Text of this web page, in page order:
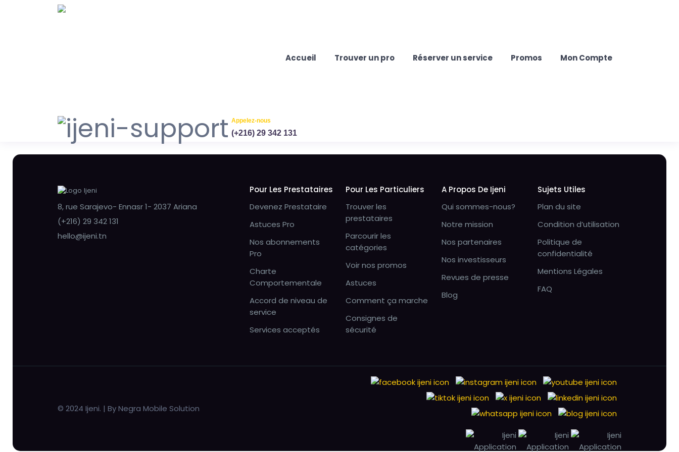
Accueil Trouver un pro Réserver un service Promos Mon Compte
Appelez-nous
(+216) 29 342 131
8, rue Sarajevo- Ennasr 1- 2037 Ariana
(+216) 29 342 131
hello@ijeni.tn
Pour Les Prestataires
Devenez Prestataire
Astuces Pro
Nos abonnements
Pro
Charte
Comportementale
Accord de niveau de
service
Services acceptés
Pour Les Particuliers
Trouver les
prestataires
Parcourir les
catégories
Voir nos promos
Astuces
Comment ça marche
Consignes de
sécurité
A Propos De Ijeni
Qui sommes-nous?
Notre mission
Nos partenaires
Nos investisseurs
Revues de presse
Blog
Sujets Utiles
Plan du site
Condition d’utilisation
Politique de
confidentialité
Mentions Légales
FAQ
© 2024 Ijeni. | By Negra Mobile Solution